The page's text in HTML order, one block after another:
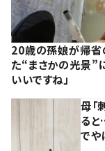
20歳の孫娘が帰省
た“まさかの光景”
いいですね」
母「
る
でや